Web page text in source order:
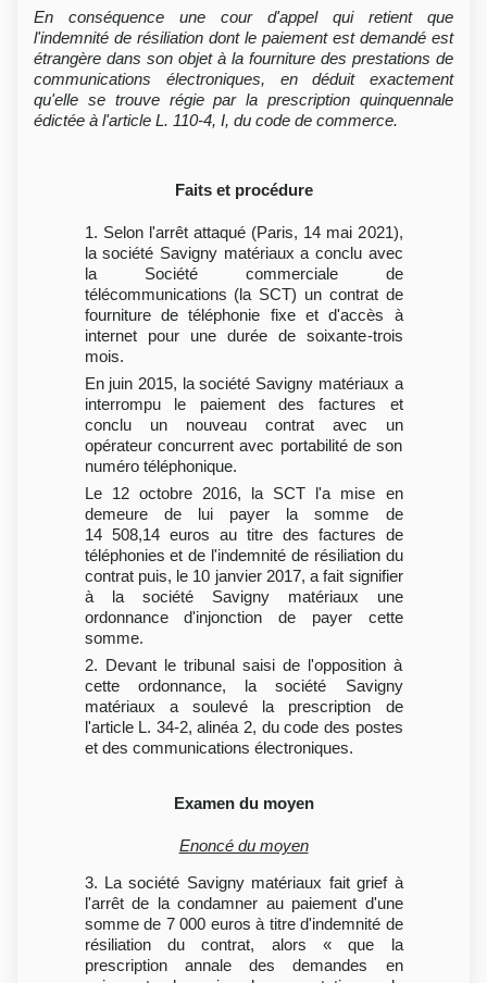
En conséquence une cour d'appel qui retient que
l'indemnité de résiliation dont le paiement est demandé est
étrangère dans son objet à la fourniture des prestations de
communications électroniques, en déduit exactement
qu'elle se trouve régie par la prescription quinquennale
édictée à l'article L. 110-4, I, du code de commerce.
Faits et procédure
1. Selon l'arrêt attaqué (Paris, 14 mai 2021),
la société Savigny matériaux a conclu avec
la Société commerciale de
télécommunications (la SCT) un contrat de
fourniture de téléphonie fixe et d'accès à
internet pour une durée de soixante-trois
mois.
En juin 2015, la société Savigny matériaux a
interrompu le paiement des factures et
conclu un nouveau contrat avec un
opérateur concurrent avec portabilité de son
numéro téléphonique.
Le 12 octobre 2016, la SCT l'a mise en
demeure de lui payer la somme de
14 508,14 euros au titre des factures de
téléphonies et de l'indemnité de résiliation du
contrat puis, le 10 janvier 2017, a fait signifier
à la société Savigny matériaux une
ordonnance d'injonction de payer cette
somme.
2. Devant le tribunal saisi de l'opposition à
cette ordonnance, la société Savigny
matériaux a soulevé la prescription de
l'article L. 34-2, alinéa 2, du code des postes
et des communications électroniques.
Examen du moyen
Enoncé du moyen
3. La société Savigny matériaux fait grief à
l'arrêt de la condamner au paiement d'une
somme de 7 000 euros à titre d'indemnité de
résiliation du contrat, alors « que la
prescription annale des demandes en